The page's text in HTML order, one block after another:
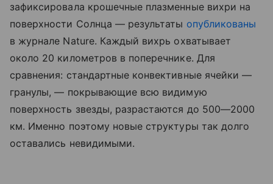
зафиксировала крошечные плазменные вихри на
поверхности Солнца — результаты опубликованы
в журнале Nature. Каждый вихрь охватывает
около 20 километров в поперечнике. Для
сравнения: стандартные конвективные ячейки —
гранулы, — покрывающие всю видимую
поверхность звезды, разрастаются до 500—2000
км. Именно поэтому новые структуры так долго
оставались невидимыми.